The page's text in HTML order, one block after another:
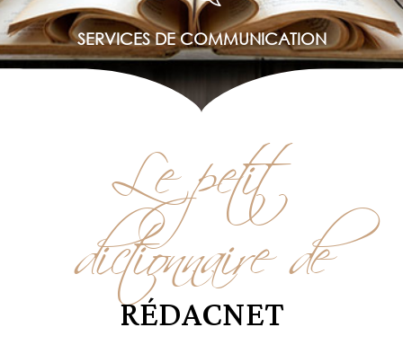
SERVICES DE COMMUNICATION
Le petit
dictionnaire de
RÉDACNET